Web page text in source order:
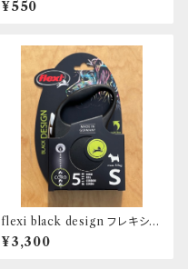
ィック
¥550
flexi black design フレキシ リ
ード ブラックデザイン コード5
ｍ S
¥3,300